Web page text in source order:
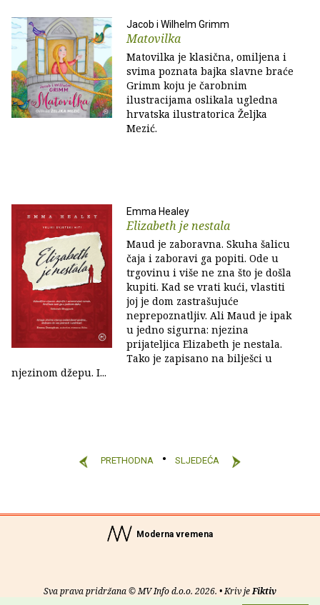
Jacob i Wilhelm Grimm
Matovilka
Matovilka je klasična, omiljena i
svima poznata bajka slavne braće
Grimm koju je čarobnim
ilustracijama oslikala ugledna
hrvatska ilustratorica Željka
Mezić.
Emma Healey
Elizabeth je nestala
Maud je zaboravna. Skuha šalicu
čaja i zaboravi ga popiti. Ode u
trgovinu i više ne zna što je došla
kupiti. Kad se vrati kući, vlastiti
joj je dom zastrašujuće
neprepoznatljiv. Ali Maud je ipak
u jedno sigurna: njezina
prijateljica Elizabeth je nestala.
Tako je zapisano na bilješci u
njezinom džepu. I...
PRETHODNA SLJEDEĆA
Moderna vremena
Sva prava pridržana © MV Info d.o.o. 2026. • Kriv jeFiktiv